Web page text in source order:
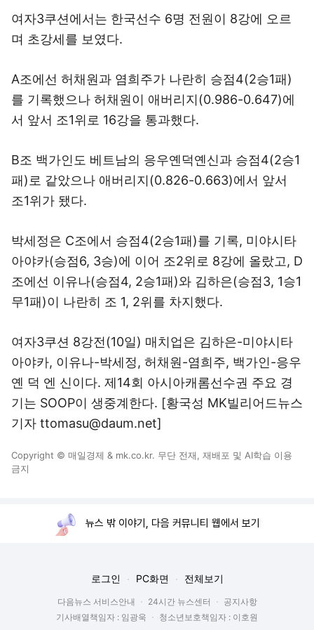
여자3쿠션에서는 한국선수 6명 전원이 8강에 오르
며 초강세를 보였다.
A조에선 허채원과 염희주가 나란히 승점4(2승1패)
를 기록했으나 허채원이 애버리지(0.986-0.647)에
서 앞서 조1위로 16강을 통과했다.
B조 백가인도 베트남의 응우옌덕옌신과 승점4(2승1
패)로 같았으나 애버리지(0.826-0.663)에서 앞서
조1위가 됐다.
박세정은 C조에서 승점4(2승1패)를 기록, 미야시타
아야카(승점6, 3승)에 이어 조2위로 8강에 올랐고, D
조에선 이유나(승점4, 2승1패)와 김하은(승점3, 1승1
무1패)이 나란히 조 1, 2위를 차지했다.
여자3쿠션 8강전(10일) 매치업은 김하은-미야시타
아야카, 이유나-박세정, 허채원-염희주, 백가인-응우
옌 덕 엔 신이다. 제14회 아시아캐롬선수권 주요 경
기는 SOOP이 생중계한다. [황국성 MK빌리어드뉴스
기자 ttomasu@daum.net]
Copyright © 매일경제 & mk.co.kr. 무단 전재, 재배포 및 AI학습 이용
금지
뉴스 밖 이야기, 다음 커뮤니티 웹에서 보기
로그인 PC화면 전체보기
다음뉴스 서비스안내 24시간 뉴스센터
공지사항
기사배열책임자 : 임광욱
청소년보호책임자 : 이호원